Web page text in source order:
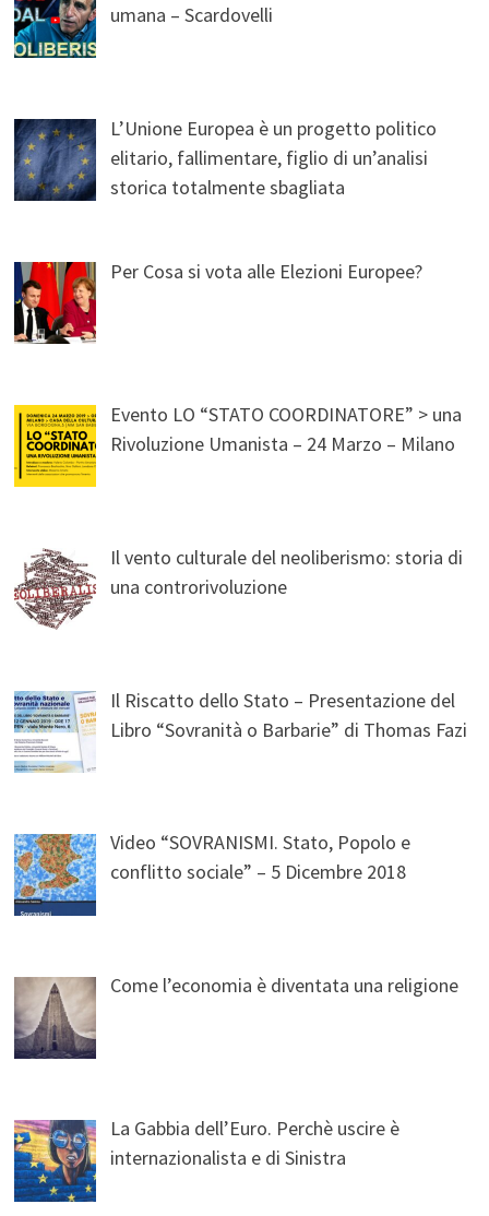
umana – Scardovelli
L’Unione Europea è un progetto politico
elitario, fallimentare, figlio di un’analisi
storica totalmente sbagliata
Per Cosa si vota alle Elezioni Europee?
Evento LO “STATO COORDINATORE” > una
Rivoluzione Umanista – 24 Marzo – Milano
Il vento culturale del neoliberismo: storia di
una controrivoluzione
Il Riscatto dello Stato – Presentazione del
Libro “Sovranità o Barbarie” di Thomas Fazi
Video “SOVRANISMI. Stato, Popolo e
conflitto sociale” – 5 Dicembre 2018
Come l’economia è diventata una religione
La Gabbia dell’Euro. Perchè uscire è
internazionalista e di Sinistra